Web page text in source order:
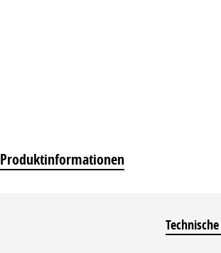
Produktinformationen